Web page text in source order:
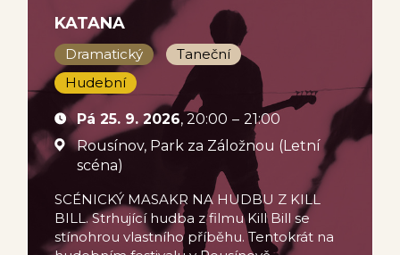
KATANA
Dramatický
Taneční
Hudební
Pá 25. 9. 2026, 20:00 – 21:00
Rousínov, Park za Záložnou (Letní
scéna)
SCÉNICKÝ MASAKR NA HUDBU Z KILL
BILL. Strhující hudba z filmu Kill Bill se
stínohrou vlastního příběhu. Tentokrát na